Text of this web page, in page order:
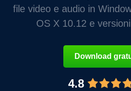
file video e audio in
OS X 10.12 e
Download
4.8